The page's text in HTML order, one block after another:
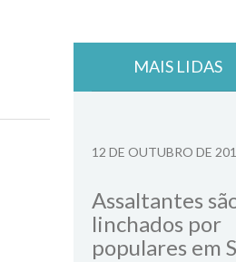
MAIS LIDAS
12 DE OUTUBRO DE
Assaltantes
linchados por
populares em